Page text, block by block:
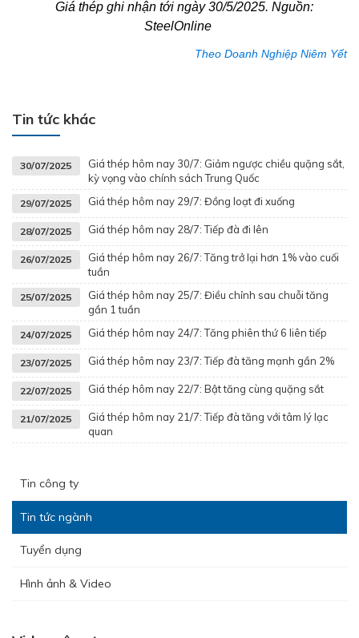
Giá thép ghi nhận tới ngày 30/5/2025. Nguồn:
SteelOnline
Theo Doanh Nghiệp Niêm Yết
Tin tức khác
30/07/2025
Giá thép hôm nay 30/7: Giảm ngược chiều quặng sắt,
kỳ vọng vào chính sách Trung Quốc
29/07/2025 Giá thép hôm nay 29/7: Đồng loạt đi xuống
28/07/2025 Giá thép hôm nay 28/7: Tiếp đà đi lên
26/07/2025
Giá thép hôm nay 26/7: Tăng trở lại hơn 1% vào cuối
tuần
25/07/2025
Giá thép hôm nay 25/7: Điều chỉnh sau chuỗi tăng
gần 1 tuần
24/07/2025 Giá thép hôm nay 24/7: Tăng phiên thứ 6 liên tiếp
23/07/2025 Giá thép hôm nay 23/7: Tiếp đà tăng mạnh gần 2%
22/07/2025 Giá thép hôm nay 22/7: Bật tăng cùng quặng sắt
21/07/2025
Giá thép hôm nay 21/7: Tiếp đà tăng với tâm lý lạc
quan
Tin công ty
Tin tức ngành
Tuyển dụng
Hình ảnh & Video